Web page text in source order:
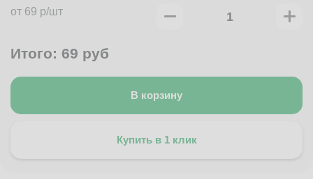
от 69 р/шт
Итого: 69 руб
В корзину
Купить в 1 клик